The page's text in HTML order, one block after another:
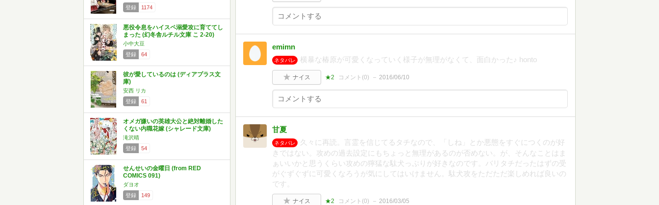
登録
1174
悪役令息をハイスペ溺愛攻に育ててし
まった (幻冬舎ルチル文庫 こ 2-20)
小中大豆
登録
64
彼が愛しているのは (ディアプラス文
庫)
安西 リカ
登録
61
オメガ嫌いの英雄大公と絶対離婚した
くない内職花嫁 (シャレード文庫)
滝沢晴
登録
54
せんせいの金曜日 (from RED
COMICS 091)
ダヨオ
登録
149
emimn
ネタバレ 横暴な椿原が可愛くなっていく様子が無理がなくて、面白かった♪ honto
ナイス ★2 コメント(0) 2016/06/10
甘夏
ネタバレ
久々に再読。言霊を信じてるタチなので、「しね」とか悪態をすぐにつくのが好
きではない。攻めの過去設定にもちょっと無理があるのが否めない。が、そんなことはま
ぁいいかと思うくらい攻めの獰猛な駄犬っぷりが好きなのです。バリタチだったはずの受
がぐずぐずに可愛くなろうが気にしてはいけません。駄犬攻をただただ楽しめれば良いの
です。
ナイス ★2 コメント(0) 2016/03/05